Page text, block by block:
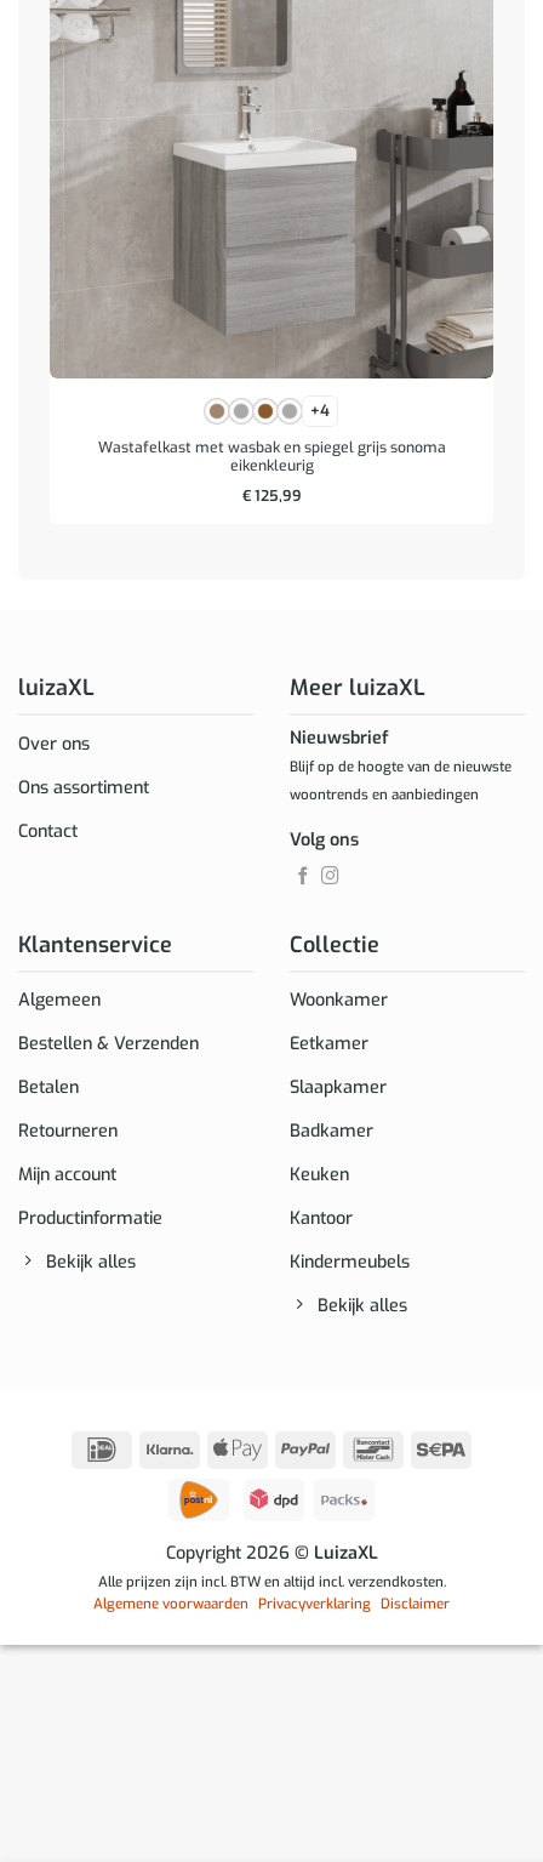
+4
Wastafelkast met wasbak en spiegel grijs sonoma
eikenkleurig
€125,99
luizaXL
Over ons
Ons assortiment
Contact
Klantenservice
Algemeen
Bestellen & Verzenden
Betalen
Retourneren
Mijn account
Productinformatie
Bekijk alles
Collectie
Woonkamer
Eetkamer
Slaapkamer
Badkamer
Keuken
Kantoor
Kindermeubels
Bekijk alles
Meer luizaXL
Nieuwsbrief
Blijf op de hoogte van de nieuwste
woontrends en aanbiedingen
Volg ons
IDeal Klarna
Apple
PayPal BancontactSepa
Copyright 2026 © LuizaXL
Alle prijzen zijn incl. BTW en altijd incl. verzendkosten.
Algemene voorwaarden Privacyverklaring Disclaimer